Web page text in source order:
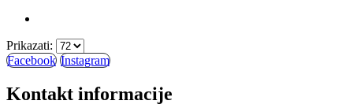
Prikazati:
Facebook Instagram
Kontakt informacije